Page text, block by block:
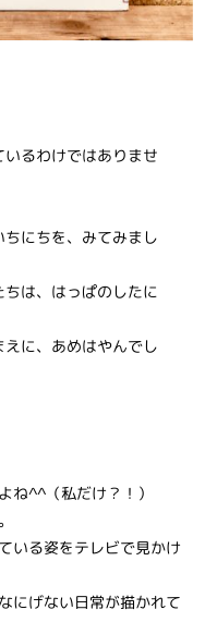
るわけではありませ
にちを、みてみまし
は、はっぱのしたに
に、あめはやんでし
ね^^（私だけ？！）
いる姿をテレビで見かけ
にげない日常が描かれて